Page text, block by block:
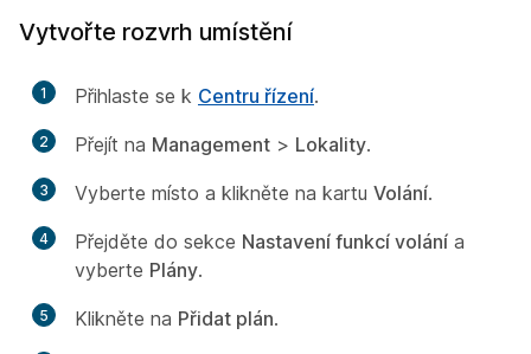
Vytvořte rozvrh umístění
1 Přihlaste se k Centru řízení.
2 Přejít na Management > Lokality.
3 Vyberte místo a klikněte na kartu Volání.
4 Přejděte do sekce Nastavení funkcí volání a
vyberte Plány.
5 Klikněte na Přidat plán.